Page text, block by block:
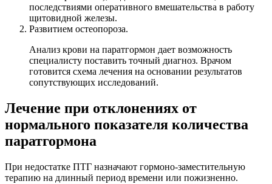
последствиями оперативного вмешательства в работу
щитовидной железы.
Развитием остеопороза.
Анализ крови на паратгормон дает возможность
специалисту поставить точный диагноз. Врачом
готовится схема лечения на основании результатов
сопутствующих исследований.
Лечение при отклонениях от
нормального показателя количества
паратгормона
При недостатке ПТГ назначают гормоно-заместительную
терапию на длинный период времени или пожизненно.